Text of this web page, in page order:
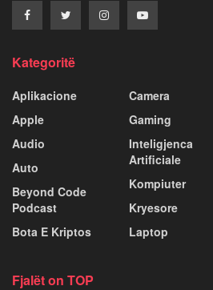
Kategoritë
Aplikacione
Apple
Audio
Auto
Beyond Code
Podcast
Bota E Kriptos
Camera
Gaming
Inteligjenca
Artificiale
Kompiuter
Kryesore
Laptop
Fjalët on TOP